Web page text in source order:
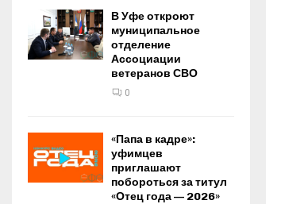
В Уфе откроют
муниципальное
отделение
Ассоциации
ветеранов СВО
0
«Папа в кадре»:
уфимцев
приглашают
побороться за титул
«Отец года — 2026»